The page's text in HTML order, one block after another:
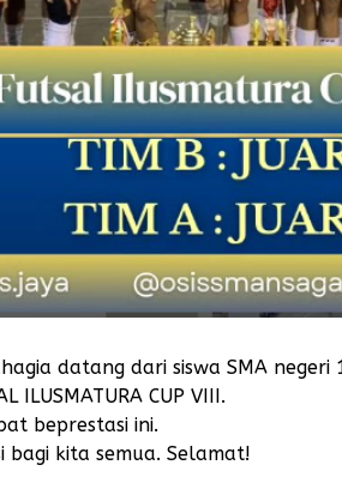
datang dari siswa SMA negeri
ILUSMATURA CUP VIII.
beprestasi ini.
bagi kita semua. Selamat!